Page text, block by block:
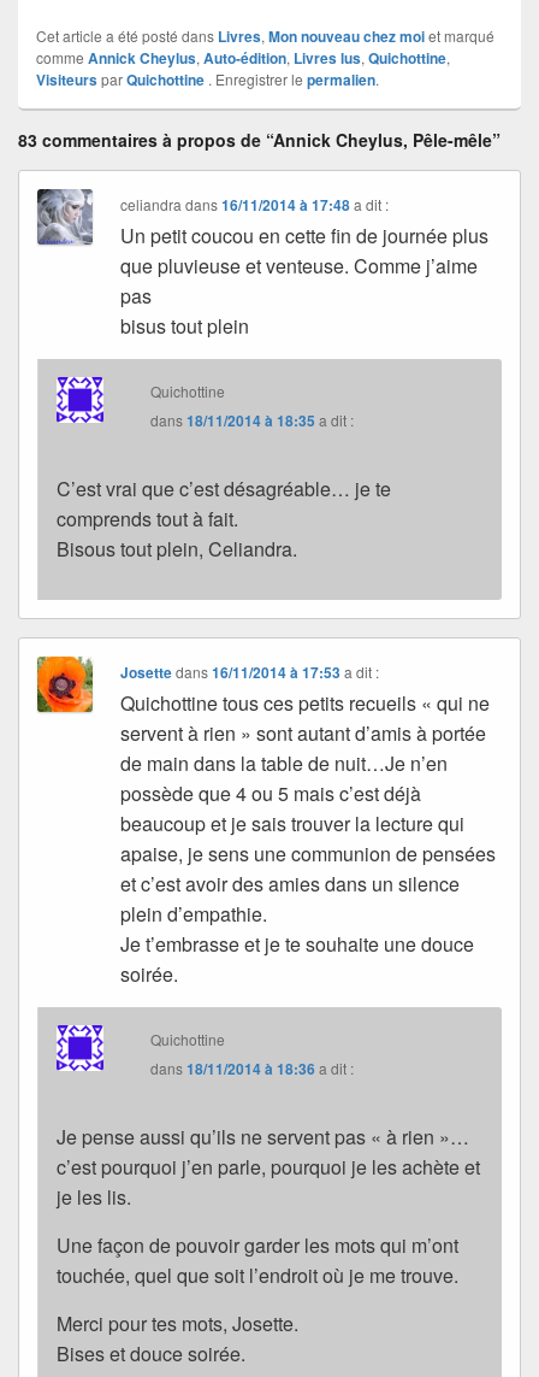
Cet article a été posté dans Livres, Mon nouveau chez moiet marqué
comme Annick Cheylus, Auto-édition, Livres lus, Quichottine,
VisiteursparQuichottine . Enregistrer le permalien.
83 commentaires à propos de “Annick Cheylus, Pêle-mêle”
celiandra dans16/11/2014 à 17:48 a dit :
Un petit coucou en cette fin de journée plus
que pluvieuse et venteuse. Comme j’aime
pas
bisus tout plein
Quichottine
dans18/11/2014 à 18:35 a dit :
C’est vrai que c’est désagréable… je te
comprends tout à fait.
Bisous tout plein, Celiandra.
Josettedans16/11/2014 à 17:53 a dit :
Quichottine tous ces petits recueils « qui ne
servent à rien » sont autant d’amis à portée
de main dans la table de nuit…Je n’en
possède que 4 ou 5 mais c’est déjà
beaucoup et je sais trouver la lecture qui
apaise, je sens une communion de pensées
et c’est avoir des amies dans un silence
plein d’empathie.
Je t’embrasse et je te souhaite une douce
soirée.
Quichottine
dans18/11/2014 à 18:36a dit :
Je pense aussi qu’ils ne servent pas « à rien »…
c’est pourquoi j’en parle, pourquoi je les achète et
je les lis.
Une façon de pouvoir garder les mots qui m’ont
touchée, quel que soit l’endroit où je me trouve.
Merci pour tes mots, Josette.
Bises et douce soirée.